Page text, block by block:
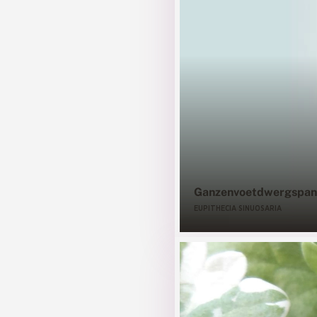
EUPITHECIA SINUOSARIA